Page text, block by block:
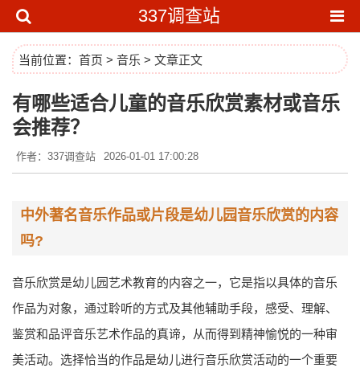
337调查站
当前位置： 首页 > 音乐 > 文章正文
有哪些适合儿童的音乐欣赏素材或音乐
会推荐？
作者：337调查站 2026-01-01 17:00:28
中外著名音乐作品或片段是幼儿园音乐欣赏的内容
吗?
音乐欣赏是幼儿园艺术教育的内容之一，它是指以具体的音乐
作品为对象，通过聆听的方式及其他辅助手段，感受、理解、
鉴赏和品评音乐艺术作品的真谛，从而得到精神愉悦的一种审
美活动。选择恰当的作品是幼儿进行音乐欣赏活动的一个重要